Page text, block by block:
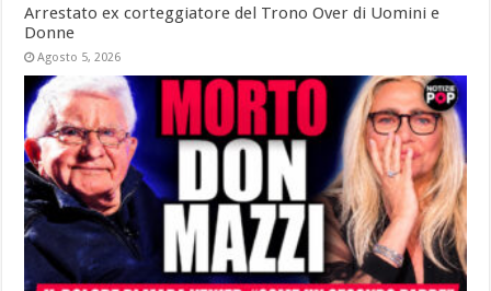
Arrestato ex corteggiatore del Trono Over di Uomini e
Donne
Agosto 5, 2026